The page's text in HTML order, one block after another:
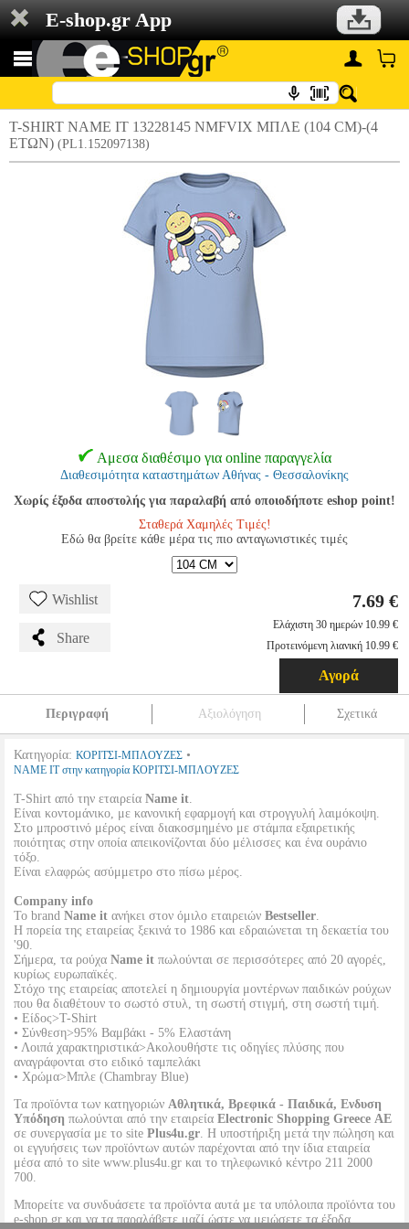
E-shop.gr App
T-SHIRT NAME IT 13228145 NMFVIX ΜΠΛΕ (104 CM)-(4
ΕΤΩΝ) (PL1.152097138)
Αμεσα διαθέσιμο για online παραγγελία
Διαθεσιμότητα καταστημάτων Αθήνας - Θεσσαλονίκης
Χωρίς έξοδα αποστολής για παραλαβή από οποιοδήποτε eshop point!
Σταθερά Χαμηλές Τιμές!
Εδώ θα βρείτε κάθε μέρα τις πιο ανταγωνιστικές τιμές
Wishlist
Share
7.69 €
Ελάχιστη 30 ημερών 10.99 €
Προτεινόμενη λιανική 10.99 €
Αγορά
Περιγραφή Αξιολόγηση Σχετικά
Κατηγορία: ΚΟΡΙΤΣΙ-ΜΠΛΟΥΖΕΣ •
NAME IT στην κατηγορία ΚΟΡΙΤΣΙ-ΜΠΛΟΥΖΕΣ
T-Shirt από την εταιρεία Name it.
Είναι κοντομάνικο, με κανονική εφαρμογή και στρογγυλή λαιμόκοψη.
Στο μπροστινό μέρος είναι διακοσμημένο με στάμπα εξαιρετικής
ποιότητας στην οποία απεικονίζονται δύο μέλισσες και ένα ουράνιο
τόξο.
Είναι ελαφρώς ασύμμετρο στο πίσω μέρος.
Company info
Το brand Name it ανήκει στον όμιλο εταιρειών Bestseller.
Η πορεία της εταιρείας ξεκινά το 1986 και εδραιώνεται τη δεκαετία του
'90.
Σήμερα, τα ρούχα Name it πωλούνται σε περισσότερες από 20 αγορές,
κυρίως ευρωπαϊκές.
Στόχο της εταιρείας αποτελεί η δημιουργία μοντέρνων παιδικών ρούχων
που θα διαθέτουν το σωστό στυλ, τη σωστή στιγμή, στη σωστή τιμή.
• Είδος>T-Shirt
• Σύνθεση>95% Βαμβάκι - 5% Ελαστάνη
• Λοιπά χαρακτηριστικά>Ακολουθήστε τις οδηγίες πλύσης που
αναγράφονται στο ειδικό ταμπελάκι
• Χρώμα>Μπλε (Chambray Blue)
Τα προϊόντα των κατηγοριών Αθλητικά, Βρεφικά - Παιδικά, Ενδυση
Υπόδηση πωλούνται από την εταιρεία Electronic Shopping Greece ΑΕ
σε συνεργασία με το site Plus4u.gr. Η υποστήριξη μετά την πώληση και
οι εγγυήσεις των προϊόντων αυτών παρέχονται από την ίδια εταιρεία
μέσα από το site www.plus4u.gr και το τηλεφωνικό κέντρο 211 2000
700.
Μπορείτε να συνδυάσετε τα προϊόντα αυτά με τα υπόλοιπα προϊόντα του
e-shop.gr και να τα παραλάβετε μαζί ώστε να μειώσετε τα έξοδα